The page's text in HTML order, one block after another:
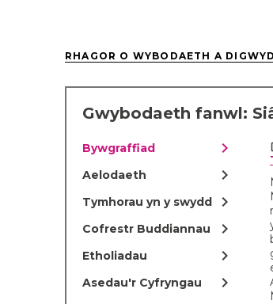
RHAGOR O WYBODAETH A
Gwybodaeth fanwl:
Bywgraffiad chevron_right
Aelodaeth chevron_right
Tymhorau yn y swydd chevron_right
Cofrestr Buddiannau chevron_right
Etholiadau chevron_right
Asedau'r Cyfryngau chevron_right